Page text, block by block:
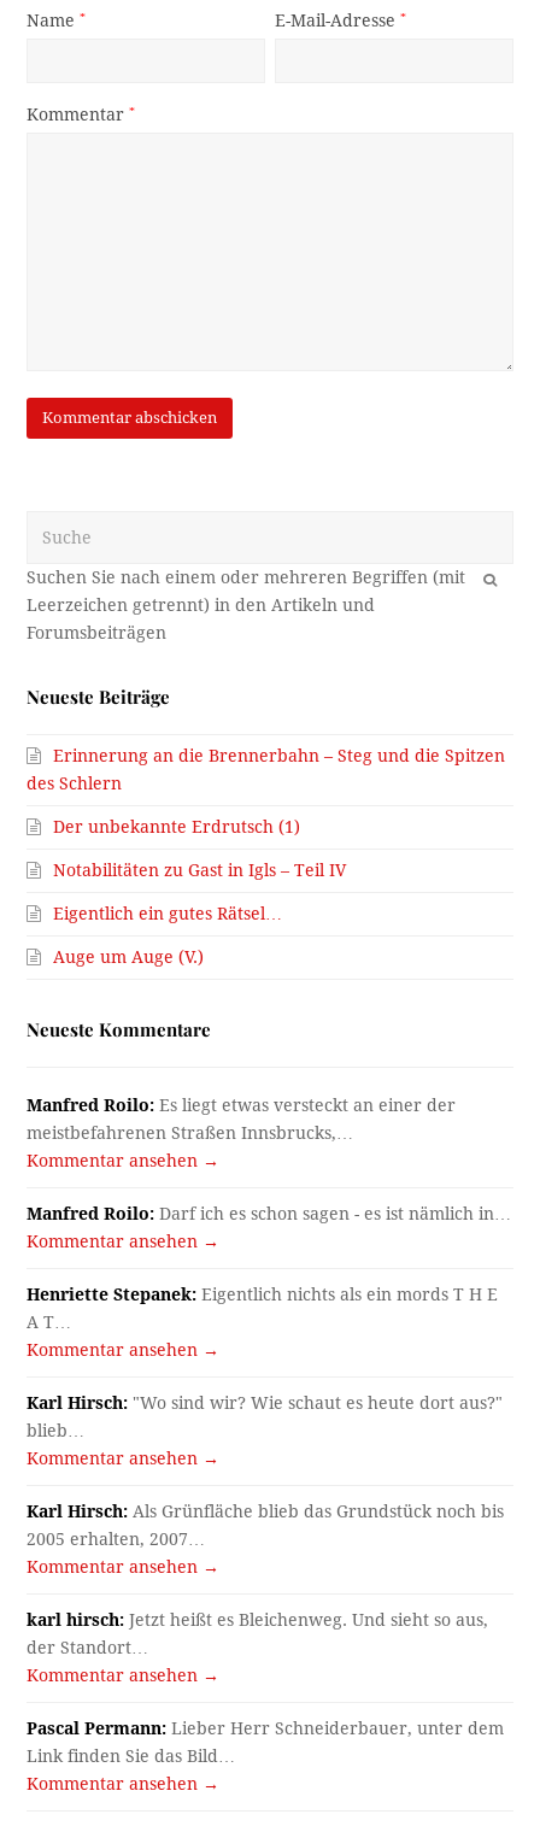
Name* E-Mail-Adresse*
Kommentar*
OK
Neueste Beiträge
Erinnerung an die Brennerbahn – Steg und die Spitzen
des Schlern
Der unbekannte Erdrutsch (1)
Notabilitäten zu Gast in Igls – Teil IV
Eigentlich ein gutes Rätsel…
Auge um Auge (V.)
Neueste Kommentare
Manfred Roilo: Es liegt etwas versteckt an einer der
meistbefahrenen Straßen Innsbrucks,…
Kommentar ansehen →
Manfred Roilo: Darf ich es schon sagen - es ist nämlich in…
Kommentar ansehen →
Henriette Stepanek: Eigentlich nichts als ein mords T H E
A T…
Kommentar ansehen →
Karl Hirsch: "Wo sind wir? Wie schaut es heute dort aus?"
blieb…
Kommentar ansehen →
Karl Hirsch: Als Grünfläche blieb das Grundstück noch bis
2005 erhalten, 2007…
Kommentar ansehen →
karl hirsch: Jetzt heißt es Bleichenweg. Und sieht so aus,
der Standort…
Kommentar ansehen →
Pascal Permann: Lieber Herr Schneiderbauer, unter dem
Link finden Sie das Bild…
Kommentar ansehen →